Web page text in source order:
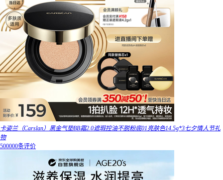
卡姿兰（Carslan）黑金气垫BB霜2.0遮瑕控油不脱粉底01亮肤色14.5g*3七夕情人节礼
物
500000条评价